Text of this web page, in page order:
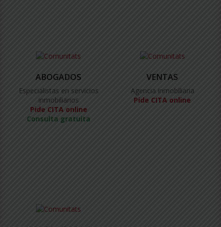
ABOGADOS
Especialistas en servicios
inmobiliarios
Pide CITA online
Consulta gratuita
VENTAS
Agencia inmobiliaria
Pide CITA online